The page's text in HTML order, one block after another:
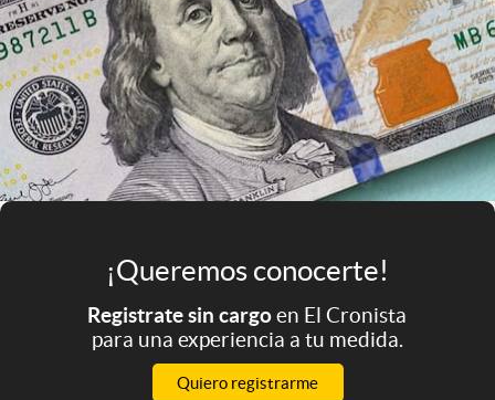
El Cronista Studio
Mediakit
abre en nueva pestaña
Argentina
¡Queremos conocerte!
Registrate sin cargoen El Cronista
para una experiencia a tu medida.
Quiero registrarme